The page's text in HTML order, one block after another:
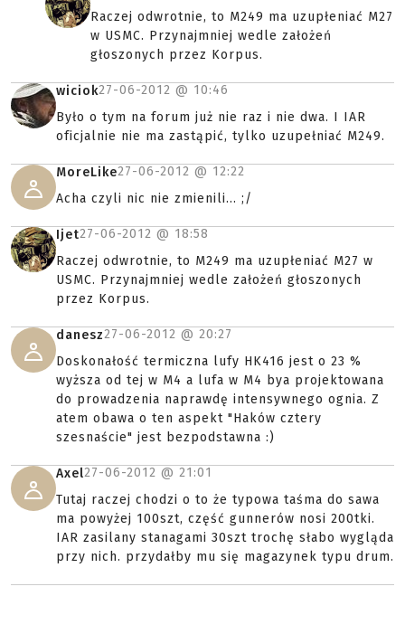
Raczej odwrotnie, to M249 ma uzupłeniać M27
w USMC. Przynajmniej wedle założeń
głoszonych przez Korpus.
wiciok27-06-2012 @ 10:46
Było o tym na forum już nie raz i nie dwa. I IAR
oficjalnie nie ma zastąpić, tylko uzupełniać M249.
MoreLike27-06-2012 @ 12:22
Acha czyli nic nie zmienili... ;/
Ijet27-06-2012 @ 18:58
Raczej odwrotnie, to M249 ma uzupłeniać M27 w
USMC. Przynajmniej wedle założeń głoszonych
przez Korpus.
danesz27-06-2012 @ 20:27
Doskonałość termiczna lufy HK416 jest o 23 %
wyższa od tej w M4 a lufa w M4 bya projektowana
do prowadzenia naprawdę intensywnego ognia. Z
atem obawa o ten aspekt "Haków cztery
szesnaście" jest bezpodstawna :)
Axel27-06-2012 @ 21:01
Tutaj raczej chodzi o to że typowa taśma do sawa
ma powyżej 100szt, część gunnerów nosi 200tki.
IAR zasilany stanagami 30szt trochę słabo wygląda
przy nich. przydałby mu się magazynek typu drum.